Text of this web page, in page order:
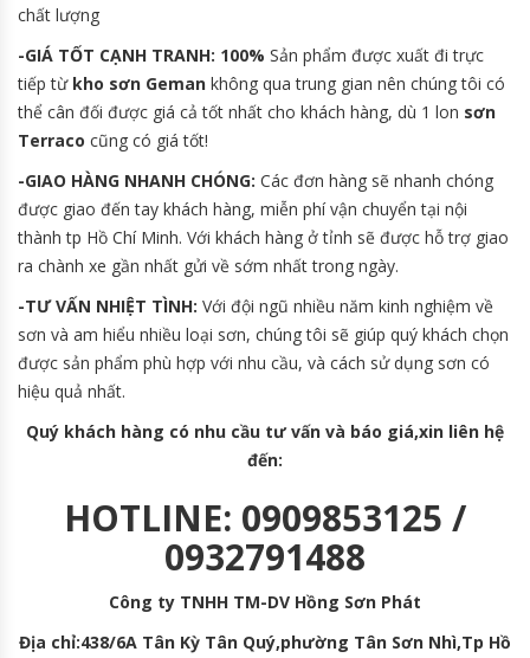
chất lượng
-GIÁ TỐT CẠNH TRANH: 100% Sản phẩm được xuất đi trực
tiếp từ kho sơn Geman không qua trung gian nên chúng tôi có
thể cân đối được giá cả tốt nhất cho khách hàng, dù 1 lon sơn
Terraco cũng có giá tốt!
-GIAO HÀNG NHANH CHÓNG: Các đơn hàng sẽ nhanh chóng
được giao đến tay khách hàng, miễn phí vận chuyển tại nội
thành tp Hồ Chí Minh. Với khách hàng ở tỉnh sẽ được hỗ trợ giao
ra chành xe gần nhất gửi về sớm nhất trong ngày.
-TƯ VẤN NHIỆT TÌNH: Với đội ngũ nhiều năm kinh nghiệm về
sơn và am hiểu nhiều loại sơn, chúng tôi sẽ giúp quý khách chọn
được sản phẩm phù hợp với nhu cầu, và cách sử dụng sơn có
hiệu quả nhất.
Quý khách hàng có nhu cầu tư vấn và báo giá,xin liên hệ
đến:
HOTLINE: 0909853125 /
0932791488
Công ty TNHH TM-DV Hồng Sơn Phát
Địa chỉ:438/6A Tân Kỳ Tân Quý,phường Tân Sơn Nhì,Tp Hồ